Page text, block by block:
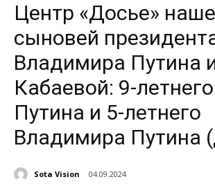
Центр «Досье»
сыновей
Владимира Путина
Кабаевой: 9-
Путина и 5-летнего
Владимира Путина
Sota Vision 04.09.2024